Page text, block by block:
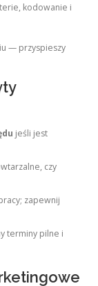
kodowanie i
— przyspieszy
jeśli jest
czy
zapewnij
terminy pilne i